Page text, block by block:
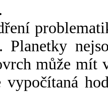
.
Planetky
může mít
vypočítaná